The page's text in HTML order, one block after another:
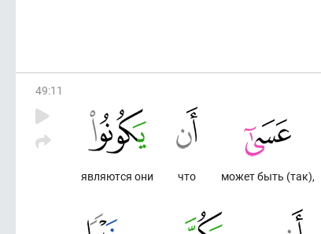
49:11
может быть (так),
что
являются они